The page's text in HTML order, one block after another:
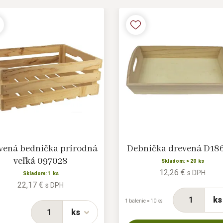
bednička prírodná
veľká 097028
Skladom: 1 ks
22,17 € s DPH
ks
Debnička drevená
Skladom: > 20 ks
12,26 € s DPH
ks
1 balenie = 10 ks